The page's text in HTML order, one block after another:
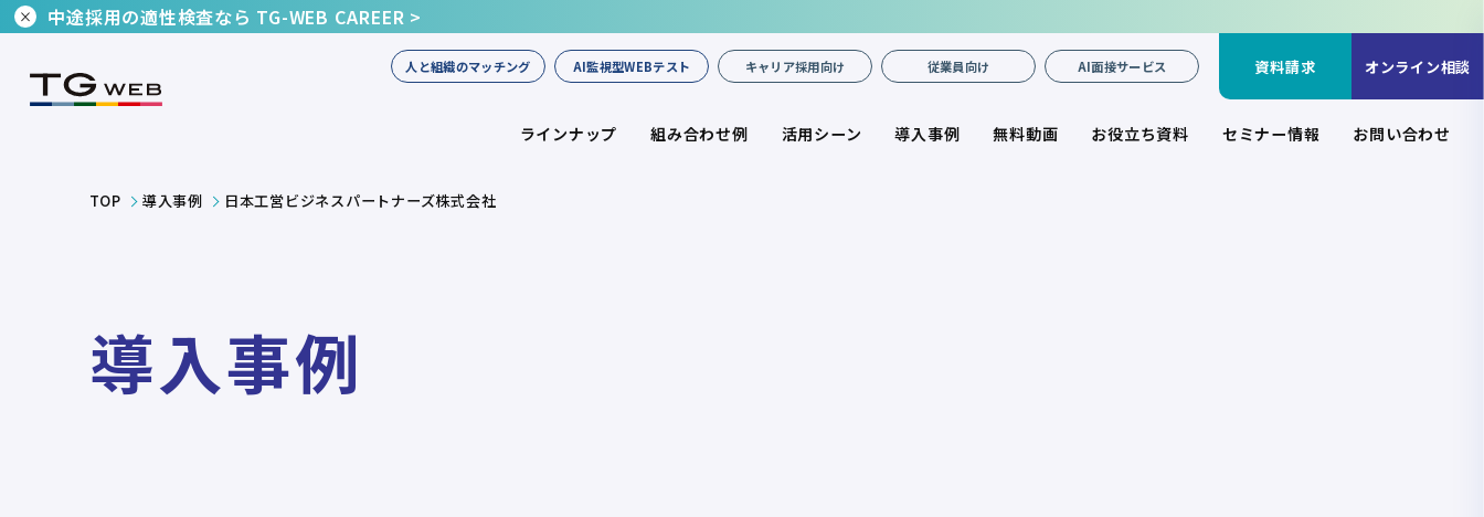
中途採用の適性検査なら TG-WEB CAREER >
人と組織のマッチング AI監視型WEBテスト キャリア採用向け 従業員向け AI面接サービス 資料請求 オンライン相談
ラインナップ 組み合わせ例 活用シーン 導入事例 無料動画 お役立ち資料 セミナー情報 お問い合わせ
TOP 導入事例 日本工営ビジネスパートナーズ株式会社
導入事例